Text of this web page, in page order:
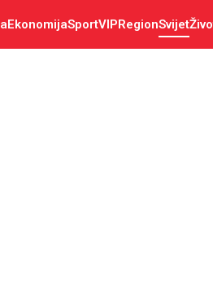
EkonomijaSportVIPRegionSvijet